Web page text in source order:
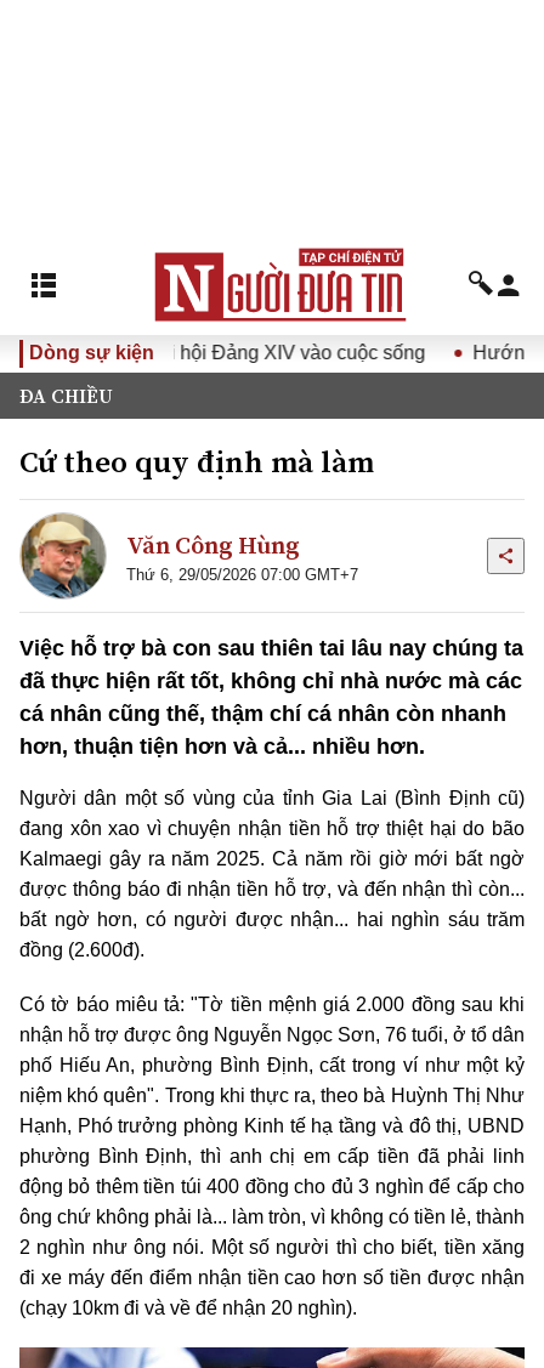
Dòng sự kiện
quyết Đại hội Đảng XIV vào cuộc sống Hướng tới Đại
ĐA CHIỀU
Cứ theo quy định mà làm
Văn Công Hùng
Thứ 6, 29/05/2026 07:00 GMT+7
Việc hỗ trợ bà con sau thiên tai lâu nay chúng ta
đã thực hiện rất tốt, không chỉ nhà nước mà các
cá nhân cũng thế, thậm chí cá nhân còn nhanh
hơn, thuận tiện hơn và cả... nhiều hơn.
Người dân một số vùng của tỉnh Gia Lai (Bình Định cũ)
đang xôn xao vì chuyện nhận tiền hỗ trợ thiệt hại do bão
Kalmaegi gây ra năm 2025. Cả năm rồi giờ mới bất ngờ
được thông báo đi nhận tiền hỗ trợ, và đến nhận thì còn...
bất ngờ hơn, có người được nhận... hai nghìn sáu trăm
đồng (2.600đ).
Có tờ báo miêu tả: "Tờ tiền mệnh giá 2.000 đồng sau khi
nhận hỗ trợ được ông Nguyễn Ngọc Sơn, 76 tuổi, ở tổ dân
phố Hiếu An, phường Bình Định, cất trong ví như một kỷ
niệm khó quên". Trong khi thực ra, theo bà Huỳnh Thị Như
Hạnh, Phó trưởng phòng Kinh tế hạ tầng và đô thị, UBND
phường Bình Định, thì anh chị em cấp tiền đã phải linh
động bỏ thêm tiền túi 400 đồng cho đủ 3 nghìn để cấp cho
ông chứ không phải là... làm tròn, vì không có tiền lẻ, thành
2 nghìn như ông nói. Một số người thì cho biết, tiền xăng
đi xe máy đến điểm nhận tiền cao hơn số tiền được nhận
(chạy 10km đi và về để nhận 20 nghìn).